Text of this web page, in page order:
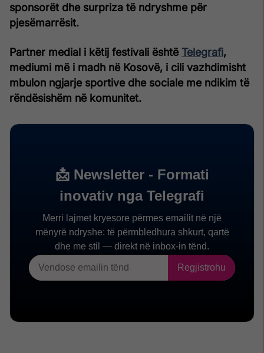
sponsorët dhe surpriza të ndryshme për
pjesëmarrësit.
Partner medial i këtij festivali është Telegrafi,
mediumi më i madh në Kosovë, i cili vazhdimisht
mbulon ngjarje sportive dhe sociale me ndikim të
rëndësishëm në komunitet.